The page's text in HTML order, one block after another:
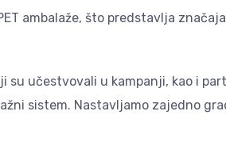
ambalaže, što predstavlja
su učestvovali u kampanji, kao i
sistem. Nastavljamo zajedno